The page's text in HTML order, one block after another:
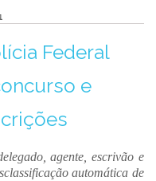
Federal
e
agente, escrivão e
automática de